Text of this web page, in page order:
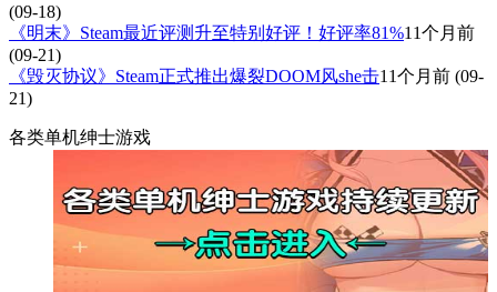
(09-18)
《明末》Steam最近评测升至特别好评！好评率81%11个月前
(09-21)
《毁灭协议》Steam正式推出爆裂DOOM风she击11个月前 (09-
21)
各类单机绅士游戏